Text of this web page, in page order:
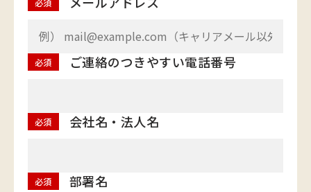
必須
必須 ご連絡のつきやすい電話番号
必須 会社名・法人名
必須 部署名